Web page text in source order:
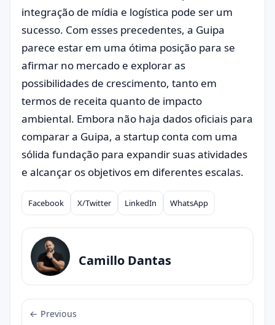
integração de mídia e logística pode ser um
sucesso. Com esses precedentes, a Guipa
parece estar em uma ótima posição para se
afirmar no mercado e explorar as
possibilidades de crescimento, tanto em
termos de receita quanto de impacto
ambiental. Embora não haja dados oficiais para
comparar a Guipa, a startup conta com uma
sólida fundação para expandir suas atividades
e alcançar os objetivos em diferentes escalas.
Compartilhar
Facebook X/Twitter LinkedIn WhatsApp
Camillo Dantas
← Previous